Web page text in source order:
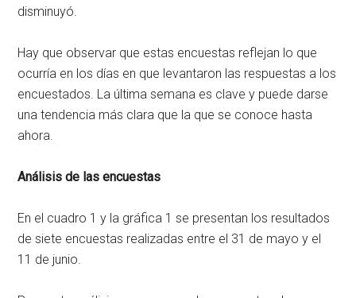
disminuyó.
Hay que observar que estas encuestas reflejan lo que
ocurría en los días en que levantaron las respuestas a los
encuestados. La última semana es clave y puede darse
una tendencia más clara que la que se conoce hasta
ahora.
Análisis de las encuestas
En el cuadro 1 y la gráfica 1 se presentan los resultados
de siete encuestas realizadas entre el 31 de mayo y el
11 de junio.